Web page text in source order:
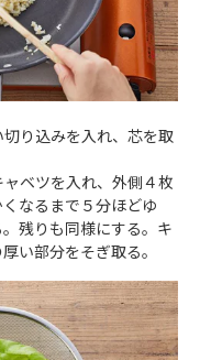
り込みを入れ、芯を取
ベツを入れ、外側４枚
なるまで５分ほどゆ
残りも同様にする。キ
い部分をそぎ取る。